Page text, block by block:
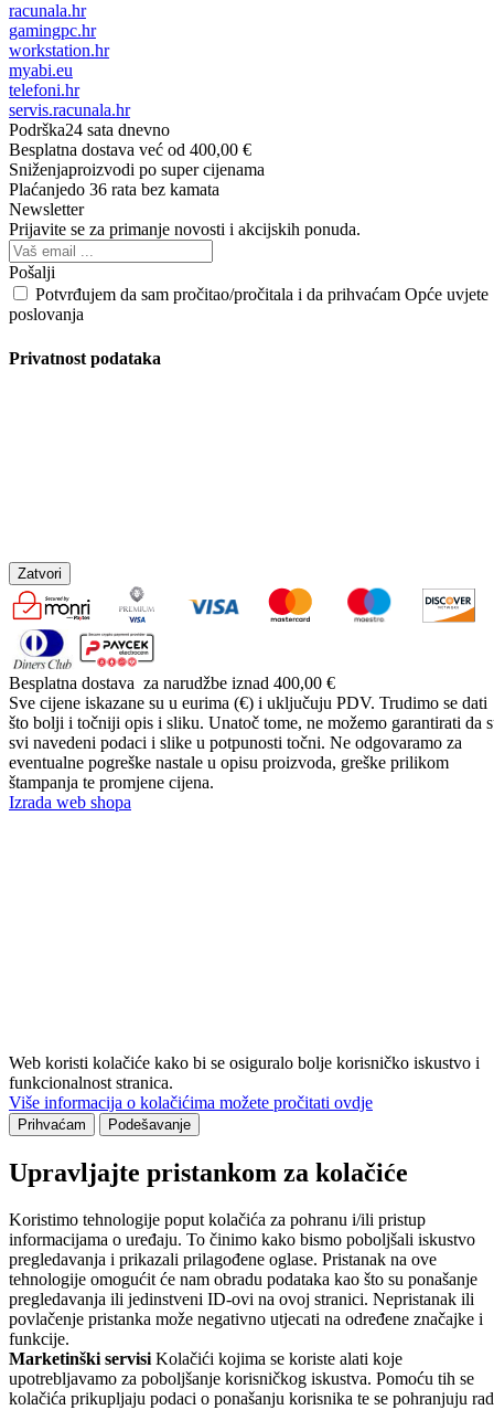
racunala.hr
gamingpc.hr
workstation.hr
myabi.eu
telefoni.hr
servis.racunala.hr
Podrška24 sata dnevno
Besplatna dostava već od 400,00 €
Sniženjaproizvodi po super cijenama
Plaćanjedo 36 rata bez kamata
Newsletter
Prijavite se za primanje novosti i akcijskih ponuda.
Pošalji
Potvrđujem da sam pročitao/pročitala i da prihvaćam Opće uvjete
poslovanja
Privatnost podataka
Zatvori
Besplatna dostava za narudžbe iznad 400,00 €
Sve cijene iskazane su u eurima (€) i uključuju PDV. Trudimo se dati
što bolji i točniji opis i sliku. Unatoč tome, ne možemo garantirati da
svi navedeni podaci i slike u potpunosti točni. Ne odgovaramo za
eventualne pogreške nastale u opisu proizvoda, greške prilikom
štampanja te promjene cijena.
Izrada web shopa
Web koristi kolačiće kako bi se osiguralo bolje korisničko iskustvo i
funkcionalnost stranica.
Više informacija o kolačićima možete pročitati ovdje
Prihvaćam Podešavanje
Upravljajte pristankom za kolačiće
Koristimo tehnologije poput kolačića za pohranu i/ili pristup
informacijama o uređaju. To činimo kako bismo poboljšali iskustvo
pregledavanja i prikazali prilagođene oglase. Pristanak na ove
tehnologije omogućit će nam obradu podataka kao što su ponašanje
pregledavanja ili jedinstveni ID-ovi na ovoj stranici. Nepristanak ili
povlačenje pristanka može negativno utjecati na određene značajke i
funkcije.
Marketinški servisi Kolačići kojima se koriste alati koje
upotrebljavamo za poboljšanje korisničkog iskustva. Pomoću tih se
kolačića prikupljaju podaci o ponašanju korisnika te se pohranjuju